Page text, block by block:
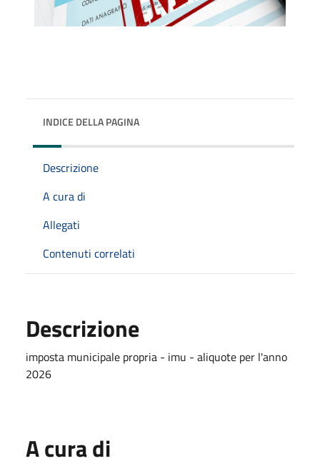
INDICE DELLA PAGINA
Descrizione
A cura di
Allegati
Contenuti correlati
Descrizione
imposta municipale propria - imu - aliquote per l'anno
2026
A cura di